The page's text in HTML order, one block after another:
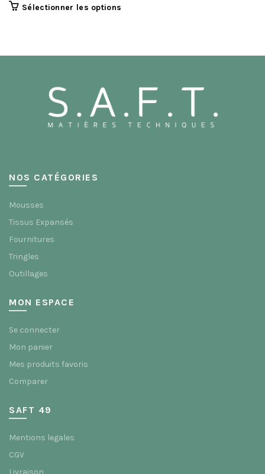
Sélectionner les options
NOS CATÉGORIES
Mousses
Tissus Expansés
Fournitures
Tringles
Outillages
MON ESPACE
Se connecter
Mon panier
Mes produits favoris
Comparer
SAFT 49
Mentions legales
CGV
Livraison